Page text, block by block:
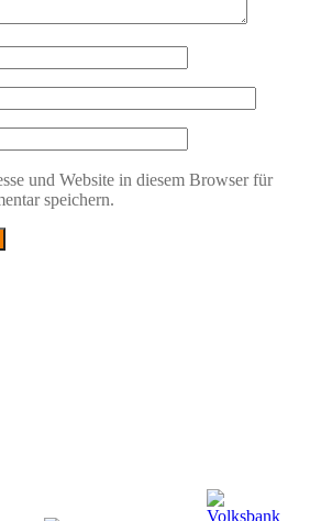
und Website in diesem Browser für
speichern.